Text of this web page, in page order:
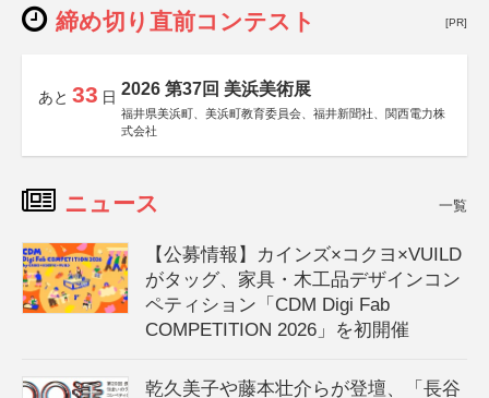
締め切り直前コンテスト [PR]
あと 33 日 2026 第37回 美浜美術展
福井県美浜町、美浜町教育委員会、福井新聞社、関西電力株
式会社
ニュース 一覧
【公募情報】カインズ×コクヨ×VUILD
がタッグ、家具・木工品デザインコン
ペティション「CDM Digi Fab
COMPETITION 2026」を初開催
乾久美子や藤本壮介らが登壇、「長谷